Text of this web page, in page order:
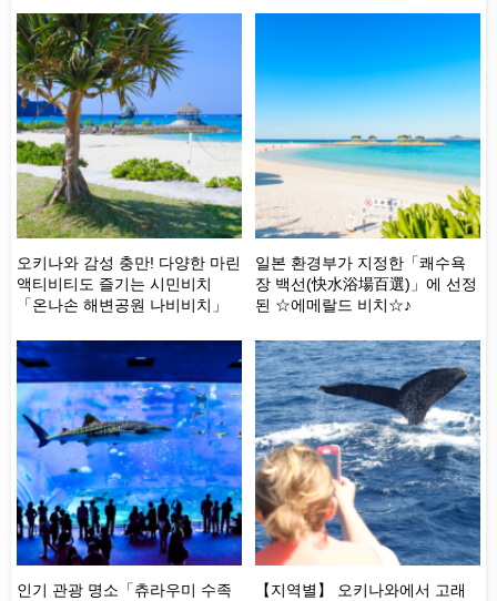
오키나와 감성 충만! 다양한 마린
액티비티도 즐기는 시민비치
「온나손 해변공원 나비비치」
일본 환경부가 지정한「쾌수욕
장 백선(快水浴場百選)」에 선정
된 ☆에메랄드 비치☆♪
인기 관광 명소「츄라우미 수족
【지역별】 오키나와에서 고래